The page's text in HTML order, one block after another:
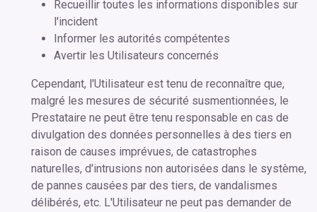
Recueillir toutes les informations disponibles sur
l'incident
Informer les autorités compétentes
Avertir les Utilisateurs concernés
Cependant, l'Utilisateur est tenu de reconnaître que,
malgré les mesures de sécurité susmentionnées, le
Prestataire ne peut être tenu responsable en cas de
divulgation des données personnelles à des tiers en
raison de causes imprévues, de catastrophes
naturelles, d'intrusions non autorisées dans le système,
de pannes causées par des tiers, de vandalismes
délibérés, etc. L'Utilisateur ne peut pas demander de